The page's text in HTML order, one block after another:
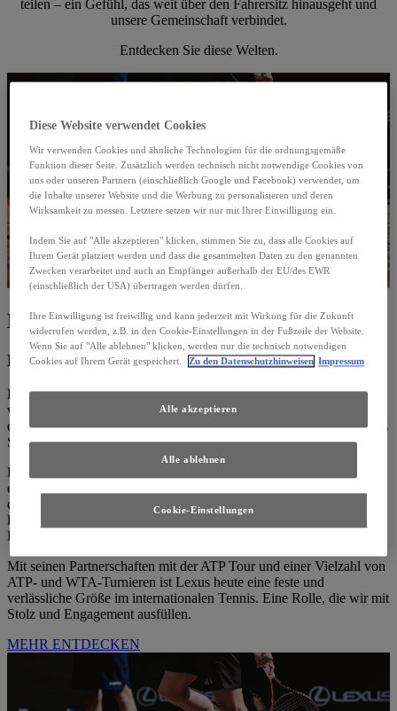
teilen – ein Gefühl, das weit über den Fahrersitz hinausgeht und
unsere Gemeinschaft verbindet.
Entdecken Sie diese Welten.
Ein perfektes Match
Lexus X Tennis
Präzision. Performance. Perfektion. Es ist mehr als nur eine Liste
von Eigenschaften – es ist die gemeinsame Sprache, die in der Welt
des Spitzentennis und bei Lexus gesprochen wird. Ein gemeinsames
Streben, das beide Welten im Kern vereint.
Der Weg an die Weltspitze ist geprägt von unbedingter Hingabe,
eiserner Ausdauer und außergewöhnlichem Talent. Es ist ein Weg,
den die besten Tennisprofis der Welt ebenso gehen wie unsere
legendären Takumi-Meister – die Ingenieure, Designer und
Handwerker, die jedem Lexus seine Seele verleihen.
Mit seinen Partnerschaften mit der ATP Tour und einer Vielzahl von
ATP- und WTA-Turnieren ist Lexus heute eine feste und
verlässliche Größe im internationalen Tennis. Eine Rolle, die wir mit
Stolz und Engagement ausfüllen.
MEHR ENTDECKEN
Diese Website verwendet Cookies
Wir verwenden Cookies und ähnliche Technologien für die ordnungsgemäße
Funktion dieser Seite. Zusätzlich werden technisch nicht notwendige Cookies von
uns oder unseren Partnern (einschließlich Google und Facebook) verwendet, um
die Inhalte unserer Website und die Werbung zu personalisieren und deren
Wirksamkeit zu messen. Letztere setzen wir nur mit Ihrer Einwilligung ein.
Indem Sie auf "Alle akzeptieren" klicken, stimmen Sie zu, dass alle Cookies auf
Ihrem Gerät platziert werden und dass die gesammelten Daten zu den genannten
Zwecken verarbeitet und auch an Empfänger außerhalb der EU/des EWR
(einschließlich der USA) übertragen werden dürfen.
Ihre Einwilligung ist freiwillig und kann jederzeit mit Wirkung für die Zukunft
widerrufen werden, z.B. in den Cookie-Einstellungen in der Fußzeile der Website.
Wenn Sie auf "Alle ablehnen" klicken, werden nur die technisch notwendigen
Cookies auf Ihrem Gerät gespeichert.
Zu den Datenschutzhinweisen Impressum
Cookie-Einstellungen
Alle ablehnen
Alle akzeptieren